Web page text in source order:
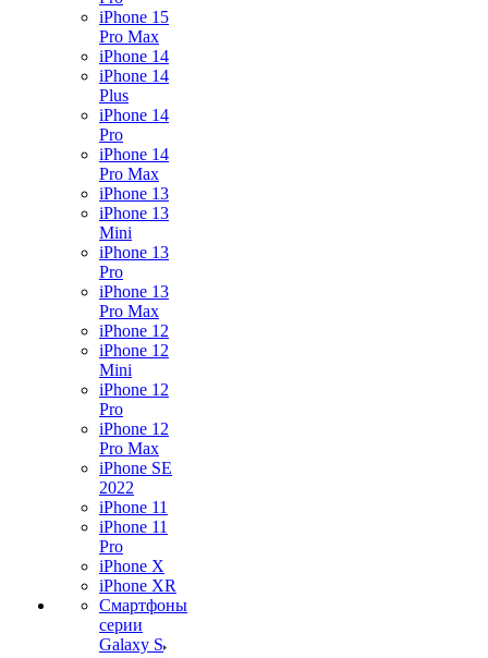
iPhone 15
Pro Max
iPhone 14
iPhone 14
Plus
iPhone 14
Pro
iPhone 14
Pro Max
iPhone 13
iPhone 13
Mini
iPhone 13
Pro
iPhone 13
Pro Max
iPhone 12
iPhone 12
Mini
iPhone 12
Pro
iPhone 12
Pro Max
iPhone SE
2022
iPhone 11
iPhone 11
Pro
iPhone X
iPhone XR
Смартфоны
серии
Galaxy S